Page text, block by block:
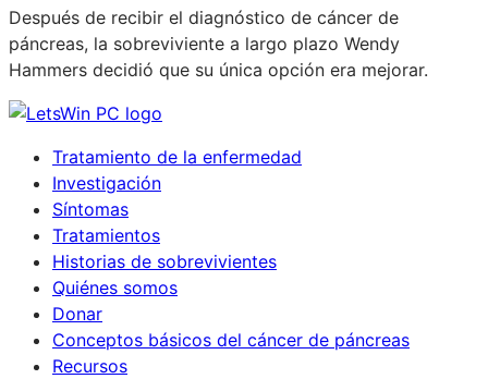
Después de recibir el diagnóstico de cáncer de
páncreas, la sobreviviente a largo plazo Wendy
Hammers decidió que su única opción era mejorar.
Tratamiento de la enfermedad
Investigación
Síntomas
Tratamientos
Historias de sobrevivientes
Quiénes somos
Donar
Conceptos básicos del cáncer de páncreas
Recursos